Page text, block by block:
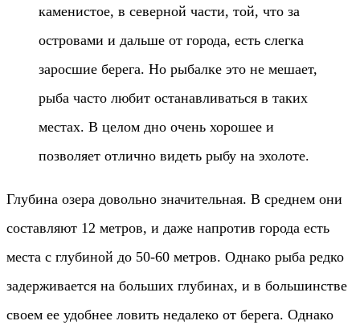
каменистое, в северной части, той, что за
островами и дальше от города, есть слегка
заросшие берега. Но рыбалке это не мешает,
рыба часто любит останавливаться в таких
местах. В целом дно очень хорошее и
позволяет отлично видеть рыбу на эхолоте.
Глубина озера довольно значительная. В среднем они
составляют 12 метров, и даже напротив города есть
места с глубиной до 50-60 метров. Однако рыба редко
задерживается на больших глубинах, и в большинстве
своем ее удобнее ловить недалеко от берега. Однако